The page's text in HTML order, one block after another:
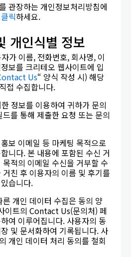
관장하는 개인정보처리방침에
릭하세요.
개인식별 정보
가 이름, 전화번호, 회사명, 이
보를 크리테오 웹사이트에 입
Us“ 양식 작성 시) 해당
접 수집합니다.
정보를 이용하여 귀하가 문의
를 통해 제출한 요청 또는 문의
보 이메일 등 마케팅 목적으로
니다. 본 내용에 포함된 수신 거
적의 이메일 수신을 거부할 수
친 후 이용자의 이름 및 후기를
습니다.
개인 데이터 수집은 동의 양
이트의 Contact Us(문의처) 페
여 이루어집니다. 사용자의 동
및 문서화하여 기록됩니다. 사
개인 데이터 처리 동의를 철회